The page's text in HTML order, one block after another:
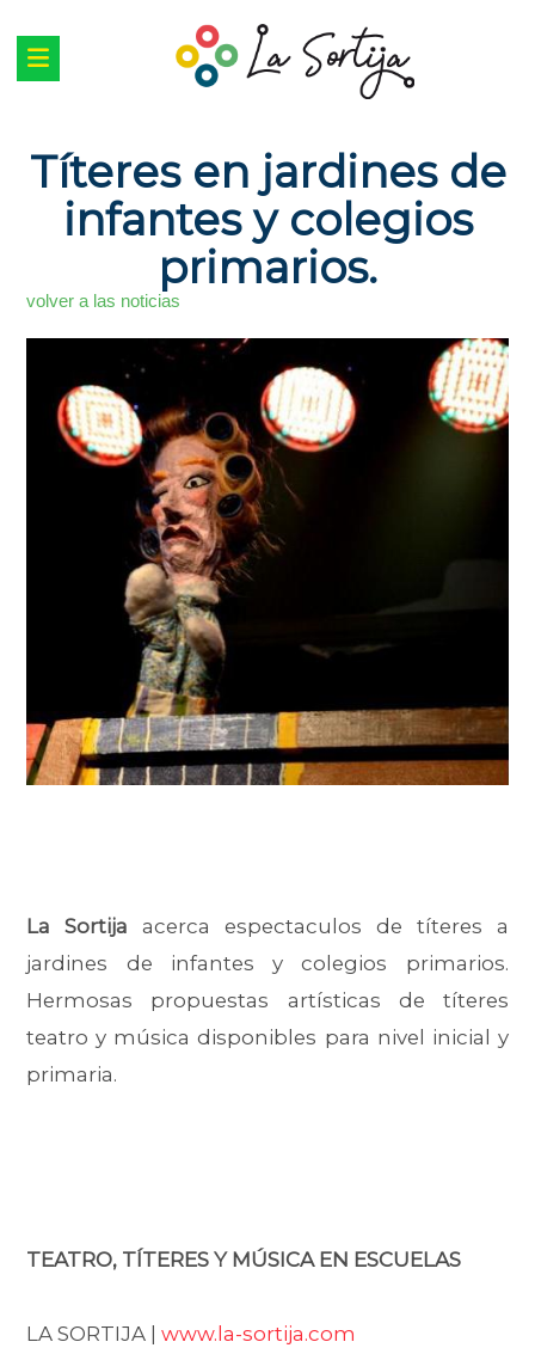
Títeres en jardines de
infantes y colegios
primarios.
volver a las noticias
La Sortijaacerca espectaculos de títeres a
jardines de infantes y colegios primarios.
Hermosas propuestas artísticas de títeres
teatro y música disponibles para nivel inicial y
primaria.
TEATRO, TÍTERES Y MÚSICA EN ESCUELAS
LA SORTIJA |www.la-sortija.com